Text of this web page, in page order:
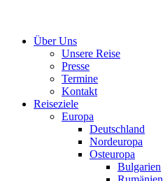
Über Uns
Unsere Reise
Presse
Termine
Kontakt
Reiseziele
Europa
Deutschland
Nordeuropa
Osteuropa
Bulgarien